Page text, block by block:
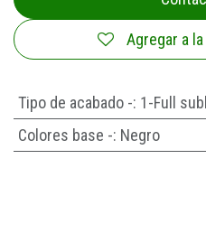
Agregar a
Tipo de acabado -: 1-Full
Colores base -: Negro